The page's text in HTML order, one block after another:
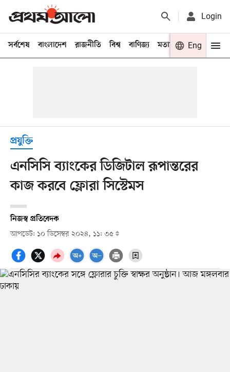
Login
সর্বশেষ বাংলাদেশ রাজনীতি বিশ্ব বাণিজ্য মতামত খেলা
Eng
প্রযুক্তি
এনসিসি ব্যাংকের ডিজিটাল রূপান্তরের
কাজ করবে ফ্লোরা সিস্টেমস
নিজস্ব প্রতিবেদক
আপডেট: ১০ ডিসেম্বর ২০২৪, ১১: ৩৫